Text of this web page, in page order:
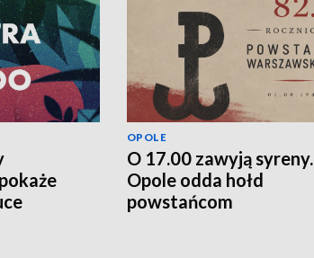
OPOLE
O 17.00 zawyją syreny.
Opole odda hołd
powstańcom